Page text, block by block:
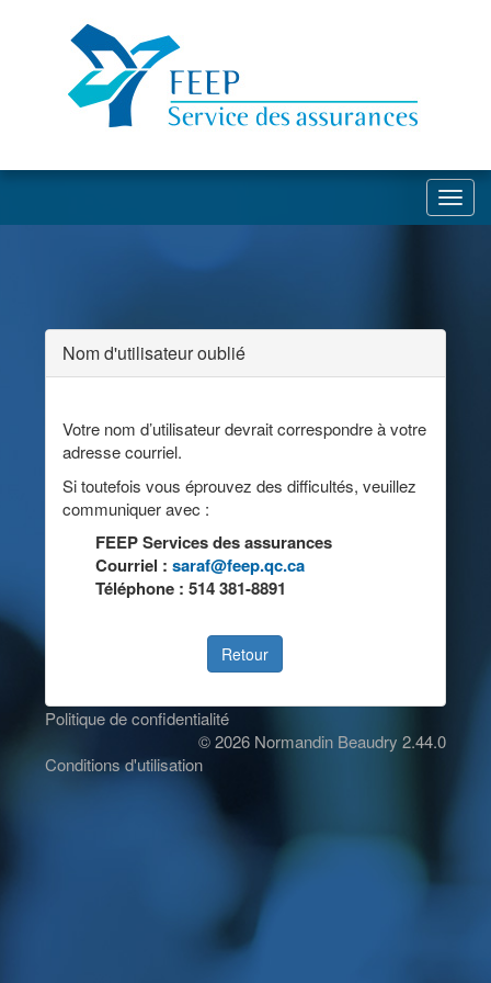
Nom d'utilisateur oublié
Votre nom d’utilisateur devrait correspondre à votre
adresse courriel.
Si toutefois vous éprouvez des difficultés, veuillez
communiquer avec :
FEEP Services des assurances
Courriel :saraf@feep.qc.ca
Téléphone : 514 381-8891
Politique de confidentialité
© 2026 Normandin Beaudry 2.44.0
Conditions d'utilisation